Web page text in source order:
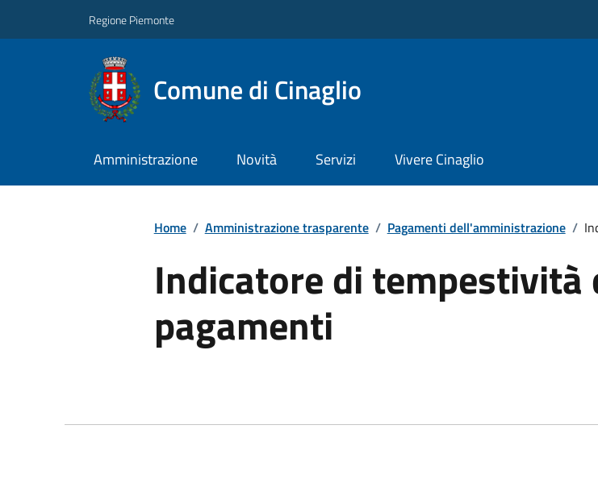
Regione Piemonte
Comune di Cinaglio
Amministrazione Novità Servizi Vivere Cinaglio
Home / Amministrazione trasparente / Pagamenti dell'amministrazione /
Indicatore di tempestività
pagamenti